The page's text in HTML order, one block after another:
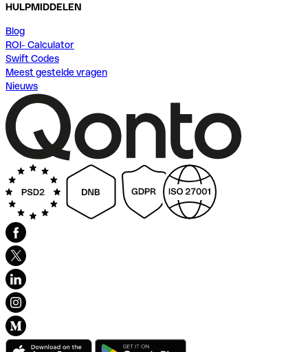
HULPMIDDELEN
Blog
ROI- Calculator
Swift Codes
Meest gestelde vragen
Nieuws